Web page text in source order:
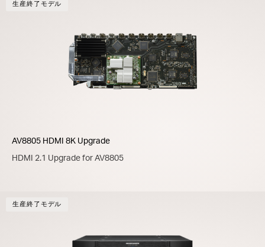
生産終了モデル
AV8805 HDMI 8K Upgrade
HDMI 2.1 Upgrade for AV8805
生産終了モデル